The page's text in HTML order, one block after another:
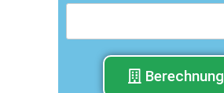
Berechnung